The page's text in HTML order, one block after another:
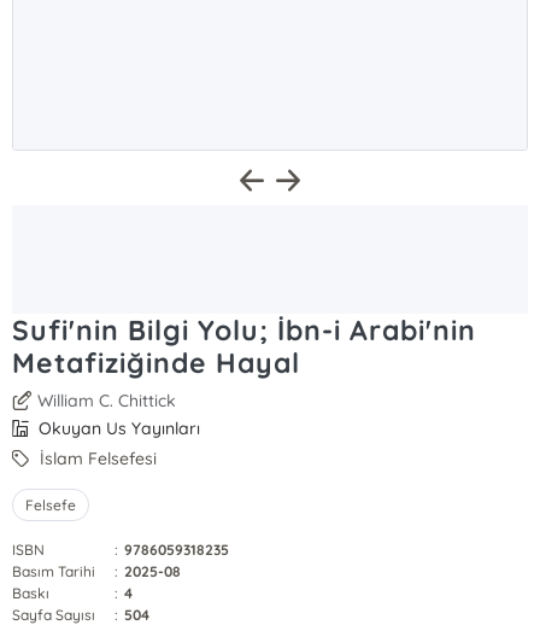
Sufi'nin Bilgi Yolu; İbn-i Arabi'nin
Metafiziğinde Hayal
William C. Chittick
Okuyan Us Yayınları
İslam Felsefesi
Felsefe
ISBN : 9786059318235
Basım Tarihi
: 2025-08
Baskı
: 4
Sayfa Sayısı
: 504